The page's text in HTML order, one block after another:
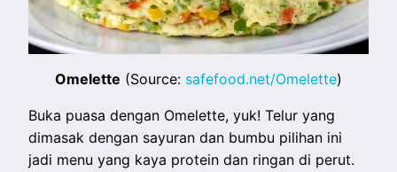
Omelette (Source: safefood.net/Omelette)
Buka puasa dengan Omelette, yuk! Telur yang
dimasak dengan sayuran dan bumbu pilihan ini
jadi menu yang kaya protein dan ringan di perut.